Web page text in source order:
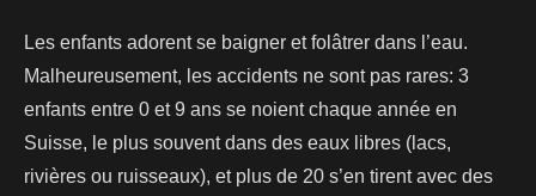
Les enfants adorent se baigner et folâtrer dans l’eau.
Malheureusement, les accidents ne sont pas rares: 3
enfants entre 0 et 9 ans se noient chaque année en
Suisse, le plus souvent dans des eaux libres (lacs,
rivières ou ruisseaux), et plus de 20 s’en tirent avec des